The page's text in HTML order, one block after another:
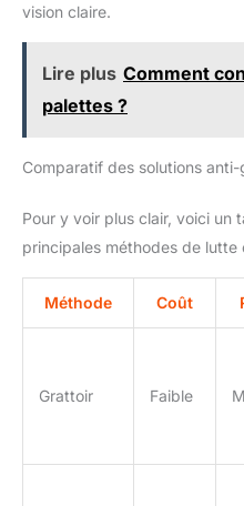
vision claire.
Lire plus Comment
palettes ?
Comparatif des solutions
Pour y voir plus clair, voici un
principales méthodes de lutte
Méthode Coût
Grattoir Faible